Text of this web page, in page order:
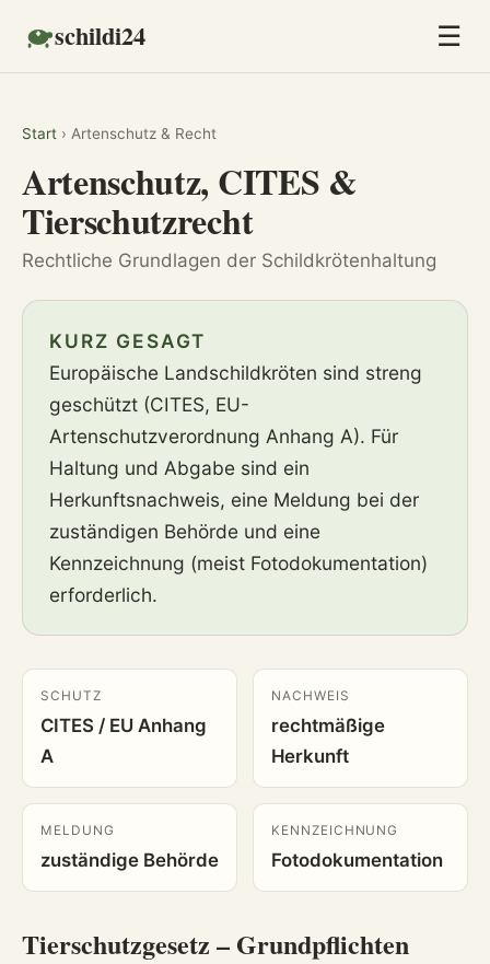
schildi24 ☰
Start › Artenschutz & Recht
Artenschutz, CITES &
Tierschutzrecht
Rechtliche Grundlagen der Schildkrötenhaltung
KURZ GESAGT
Europäische Landschildkröten sind streng
geschützt (CITES, EU-
Artenschutzverordnung Anhang A). Für
Haltung und Abgabe sind ein
Herkunftsnachweis, eine Meldung bei der
zuständigen Behörde und eine
Kennzeichnung (meist Fotodokumentation)
erforderlich.
SCHUTZ
CITES / EU Anhang
A
NACHWEIS
rechtmäßige
Herkunft
MELDUNG
zuständige Behörde
KENNZEICHNUNG
Fotodokumentation
Tierschutzgesetz – Grundpflichten